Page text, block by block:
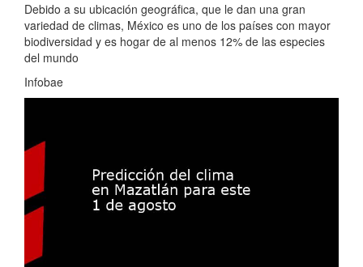
Debido a su ubicación geográfica, que le dan una gran
variedad de climas, México es uno de los países con mayor
biodiversidad y es hogar de al menos 12% de las especies
del mundo
Infobae